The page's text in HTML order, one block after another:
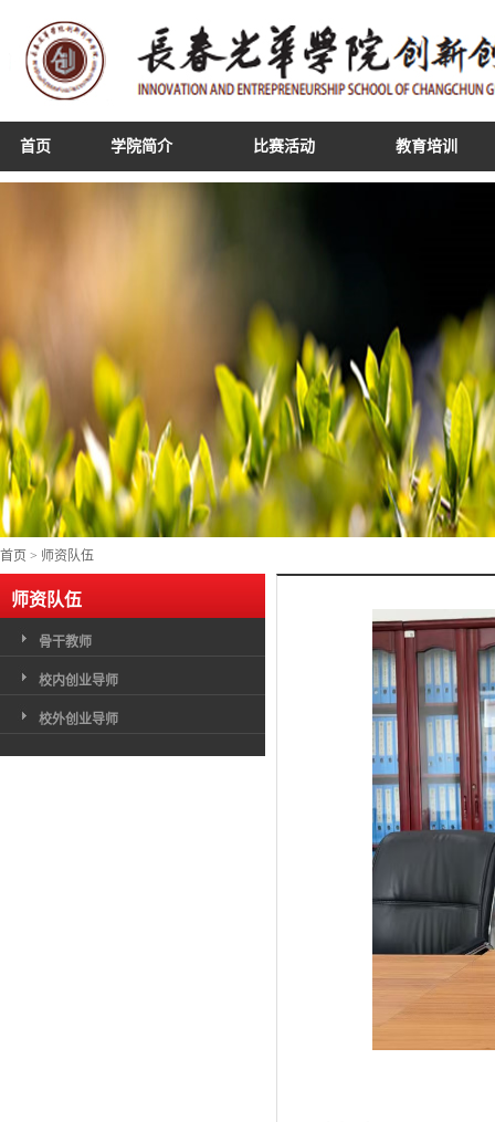
首页 学院简介 比赛活动 教育培训
首页 > 师资队伍
师资队伍
骨干教师
校内创业导师
校外创业导师